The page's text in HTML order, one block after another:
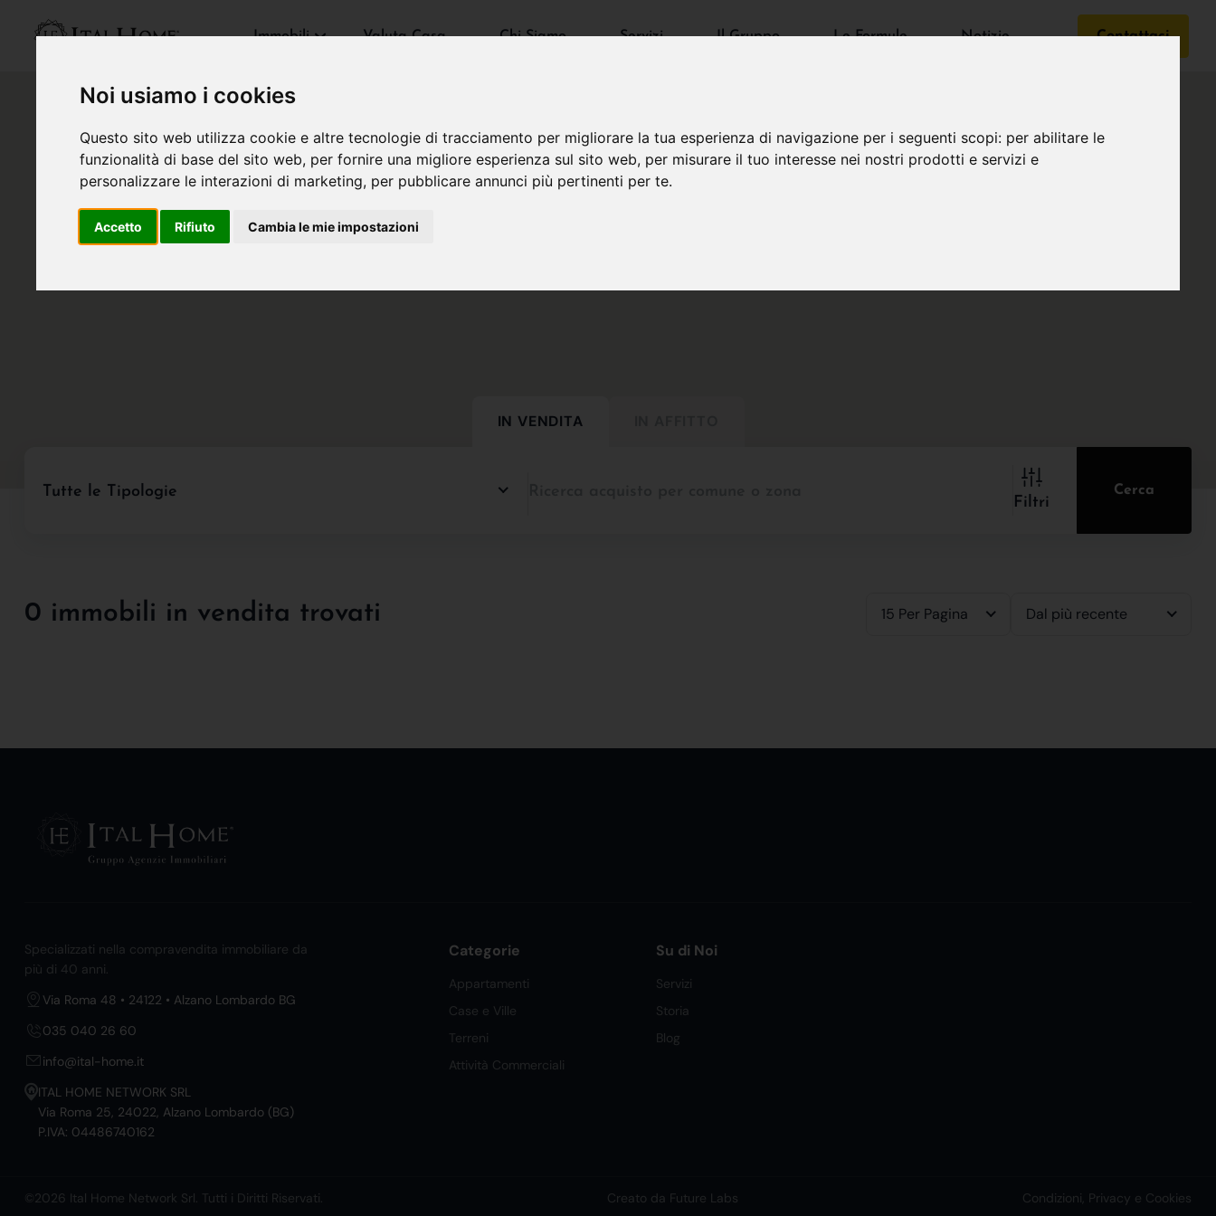
Noi usiamo i cookies
Questo sito web utilizza cookie e altre tecnologie di tracciamento per migliorare la tua esperienza di navigazione per i seguenti scopi: per abilitare le
funzionalità di base del sito web, per fornire una migliore esperienza sul sito web, per misurare il tuo interesse nei nostri prodotti e servizi e
personalizzare le interazioni di marketing, per pubblicare annunci più pertinenti per te.
Accetto Rifiuto Cambia le mie impostazioni
Immobili Valuta Casa Chi Siamo Servizi Il Gruppo Le Formule Notizie Contattaci
IN VENDITA
Tutte le Tipologie
Filtri
Cerca
0 immobili in vendita trovati 15 Per Pagina Dal più recente
Specializzati nella compravendita immobiliare da
più di 40 anni.
Via Roma 48 • 24122 • Alzano Lombardo BG
035 040 26 60
info@ital-home.it
ITAL HOME NETWORK SRL
Via Roma 25, 24022, Alzano Lombardo (BG)
P.IVA: 04486740162
Categorie
Appartamenti
Case e Ville
Terreni
Attività Commerciali
Su di Noi
Servizi
Storia
Blog
©2026 Ital Home Network Srl. Tutti i Diritti Riservati. Creato da Future Labs Condizioni, Privacy e Cookies